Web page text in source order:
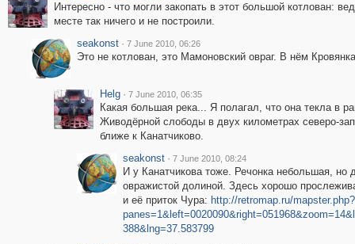
Интересно - что могли закопать в этот большой котлован:
месте так ничего и не построили.
seakonst · 7 June 2010, 06:26
Это не котлован, это Мамоновский овраг. В нём
Helg · 7 June 2010, 06:35
Какая большая река... Я полагал, что она текла в
Живодёрной слободы в двух километрах северо-
ближе к Канатчиково.
seakonst · 7 June 2010, 08:24
И у Канатчикова тоже. Речонка небольшая, но
овражистой долиной. Здесь хорошо
и её приток Чура: http://retromap.ru/mapster.php?
388&lng=37.583799